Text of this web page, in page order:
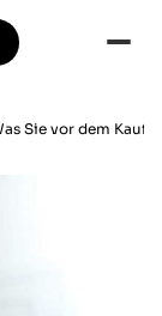
Sie vor dem Kauf